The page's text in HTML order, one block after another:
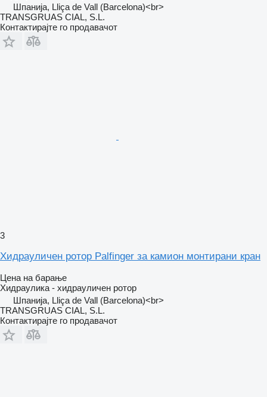
Шпанија, Lliça de Vall (Barcelona)<br>
TRANSGRUAS CIAL, S.L.
Контактирајте го продавачот
3
Хидрауличен ротор Palfinger за камион монтирани кран
Цена на барање
Хидраулика - хидрауличен ротор
Шпанија, Lliça de Vall (Barcelona)<br>
TRANSGRUAS CIAL, S.L.
Контактирајте го продавачот